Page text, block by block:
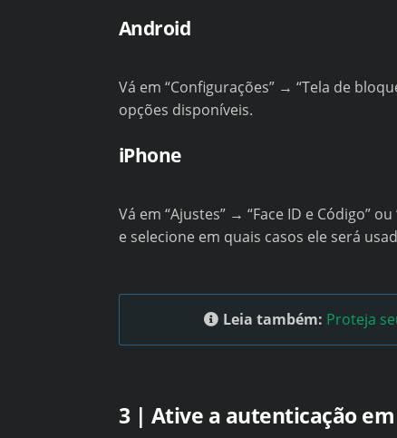
Android
Vá em “Configurações” → “Tela de
opções disponíveis.
iPhone
Vá em “Ajustes” → “Face ID e Código”
e selecione em quais casos ele será
Leia também: Proteja
3 | Ative a autenticação